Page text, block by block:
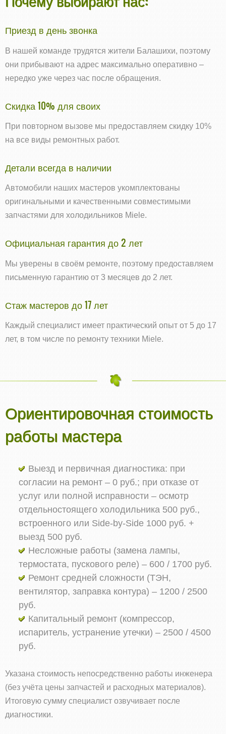
Приезд в день звонка
В нашей команде трудятся жители Балашихи, поэтому
они прибывают на адрес максимально оперативно –
нередко уже через час после обращения.
Скидка 10% для своих
При повторном вызове мы предоставляем скидку 10%
на все виды ремонтных работ.
Детали всегда в наличии
Автомобили наших мастеров укомплектованы
оригинальными и качественными совместимыми
запчастями для холодильников Miele.
Официальная гарантия до 2 лет
Мы уверены в своём ремонте, поэтому предоставляем
письменную гарантию от 3 месяцев до 2 лет.
Стаж мастеров до 17 лет
Каждый специалист имеет практический опыт от 5 до 17
лет, в том числе по ремонту техники Miele.
Ориентировочная стоимость
работы мастера
Выезд и первичная диагностика: при
согласии на ремонт – 0 руб.; при отказе от
услуг или полной исправности – осмотр
отдельностоящего холодильника 500 руб.,
встроенного или Side‑by‑Side 1000 руб. +
выезд 500 руб.
Несложные работы (замена лампы,
термостата, пускового реле) – 600 / 1700 руб.
Ремонт средней сложности (ТЭН,
вентилятор, заправка контура) – 1200 / 2500
руб.
Капитальный ремонт (компрессор,
испаритель, устранение утечки) – 2500 / 4500
руб.
Указана стоимость непосредственно работы инженера
(без учёта цены запчастей и расходных материалов).
Итоговую сумму специалист озвучивает после
диагностики.